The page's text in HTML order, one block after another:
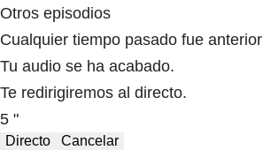
Otros episodios
Cualquier tiempo pasado fue anterior
Tu audio se ha acabado.
Te redirigiremos al directo.
5 "
Directo
Cancelar